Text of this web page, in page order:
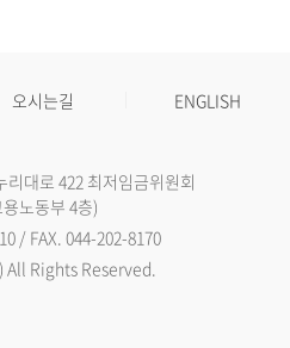
오시는길 ENGLISH
리대로 422 최저임금위원회
노동부 4층)
/ FAX. 044-202-8170
All Rights Reserved.